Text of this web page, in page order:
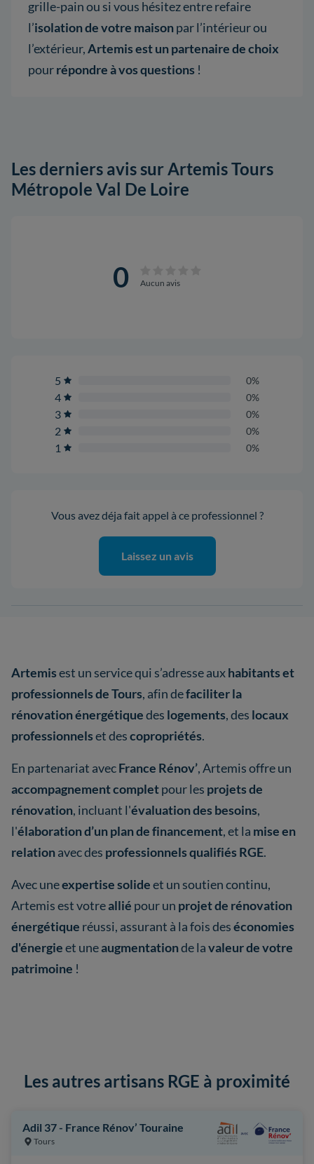
grille-pain ou si vous hésitez entre refaire
l’isolation de votre maisonpar l’intérieur ou
l’extérieur,Artemis est un partenaire de choix
pourrépondre à vos questions !
Les derniers avis sur Artemis Tours
Métropole Val De Loire
0 Aucun avis
5 0%
4 0%
3 0%
2 0%
1 0%
Vous avez déja fait appel à ce professionnel ?
Laissez un avis
Artemisest un service qui s’adresse auxhabitants et
professionnels de Tours, afin defaciliter la
rénovation énergétiquedes logements, des locaux
professionnelset descopropriétés.
En partenariat avecFrance Rénov’, Artemis offre un
accompagnement completpour les projets de
rénovation, incluant l'évaluation des besoins,
l'élaboration d’un plan de financement, et la mise en
relationavec des professionnels qualifiés RGE.
Avec uneexpertise solideet un soutien continu,
Artemis est votreallié pour un projet de rénovation
énergétique réussi, assurant à la fois deséconomies
d'énergieet uneaugmentationde lavaleur de votre
patrimoine !
Les autres artisans RGE à proximité
Adil 37 - France Rénov’ Touraine
Tours